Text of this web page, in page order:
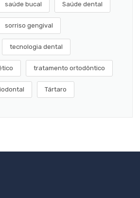
saúde bucal Saúde dental
sorriso gengival
tecnologia dental
tratamento ortodôntico
Tártaro